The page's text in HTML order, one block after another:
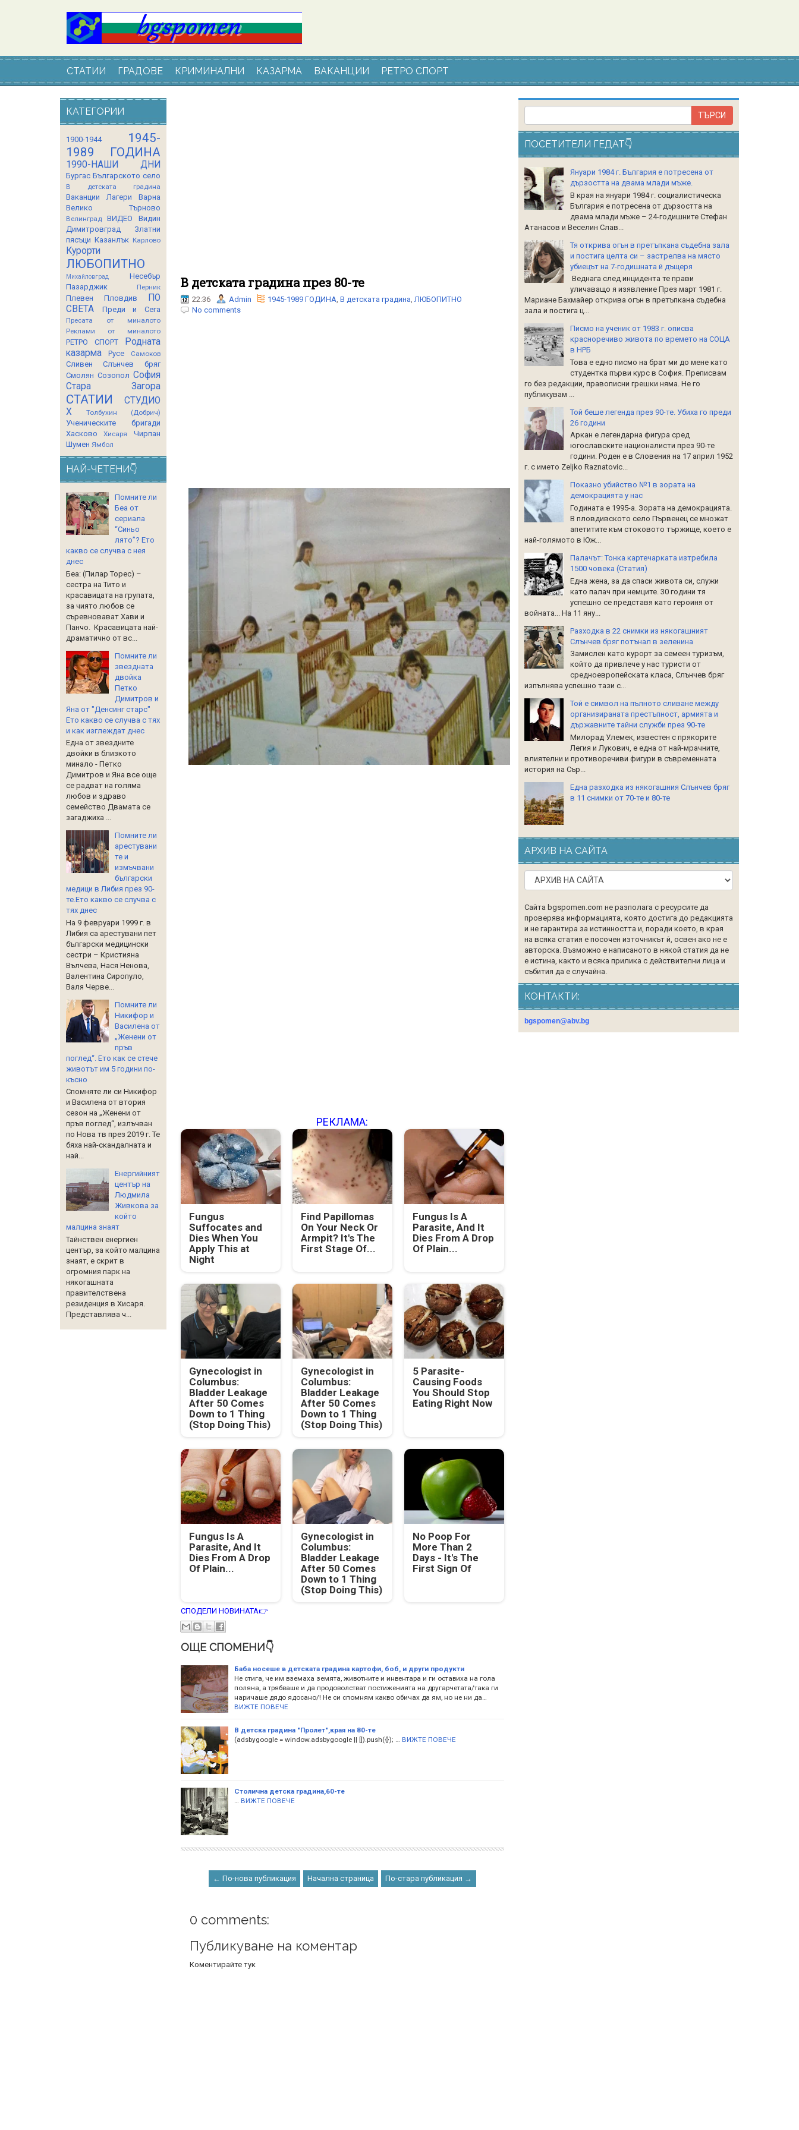
СТАТИИ ГРАДОВЕ КРИМИНАЛНИ КАЗАРМА ВАКАНЦИИ РЕТРО СПОРТ
В детската градина през 80-те
22:36 Admin 1945-1989 ГОДИНА, В детската градина,ЛЮБОПИТНО
No comments
РЕКЛАМА:
Fungus
Suffocates and
Dies When You
Apply This at
Night
Find Papillomas
On Your Neck Or
Armpit? It's The
First Stage Of...
Fungus Is A
Parasite, And It
Dies From A Drop
Of Plain...
Gynecologist in
Columbus:
Bladder Leakage
After 50 Comes
Down to 1 Thing
(Stop Doing This)
Gynecologist in
Columbus:
Bladder Leakage
After 50 Comes
Down to 1 Thing
(Stop Doing This)
5 Parasite-
Causing Foods
You Should Stop
Eating Right Now
Fungus Is A
Parasite, And It
Dies From A Drop
Of Plain...
Gynecologist in
Columbus:
Bladder Leakage
After 50 Comes
Down to 1 Thing
(Stop Doing This)
No Poop For
More Than 2
Days - It's The
First Sign Of
СПОДЕЛИ НОВИНАТА👉
ОЩЕ СПОМЕНИ👇
Баба носеше в детската градина картофи, боб, и други продукти
Не стига, че им вземаха земята, животните и инвентара и ги оставиха на гола
поляна, а трябваше и да продоволстват постиженията на другарчетата/така ги
наричаше дядо ядосано/! Не си спомням какво обичах да ям, но не ни да…
ВИЖТЕ ПОВЕЧЕ
В детска градина "Пролет",края на 80-те
(adsbygoogle = window.adsbygoogle || []).push({}); … ВИЖТЕ ПОВЕЧЕ
Столична детска градина,60-те
… ВИЖТЕ ПОВЕЧЕ
← По-нова публикация Начална страница По-стара публикация →
0 comments:
Публикуване на коментар
Коментирайте тук
КАТЕГОРИИ
1900-1944
1945-
1989 ГОДИНА
1990-НАШИ ДНИ
Бургас Българското село
В детската градина
Ваканции Лагери
Варна
Велико Търново
Велинград ВИДЕО
Видин
Димитровград
Златни
пясъци Казанлък Карлово
Курорти
ЛЮБОПИТНО
Михайловград
Несебър
Пазарджик
Перник
Плевен Пловдив
ПО
СВЕТА
Преди и Сега
Пресата от миналото
Реклами от миналото
РЕТРО СПОРТ
Родната
казарма
Русе Самоков
Сливен
Слънчев бряг
Смолян Созопол София
Стара Загора
СТАТИИ
СТУДИО
Х
Толбухин (Добрич)
Ученическите бригади
Хасково
Хисаря
Чирпан
Шумен Ямбол
НАЙ-ЧЕТЕНИ👇
Помните ли
Беа от
сериала
“Синьо
лято”? Ето
какво се случва с нея
днес
Беа: (Пилар Торес) –
сестра на Тито и
красавицата на групата,
за чиято любов се
съревновават Хави и
Панчо. Красавицата най-
драматично от вс...
Помните ли
звездната
двойка
Петко
Димитров и
Яна от "Денсинг старс"
Ето какво се случва с тях
и как изглеждат днес
Една от звездните
двойки в близкото
минало - Петко
Димитров и Яна все още
се радват на голяма
любов и здраво
семейство Двамата се
загаджиха ...
Помните ли
арестувани
те и
измъчвани
български
медици в Либия през 90-
те.Ето какво се случва с
тях днес
На 9 февруари 1999 г. в
Либия са арестувани пет
български медицински
сестри – Кристияна
Вълчева, Нася Ненова,
Валентина Сиропуло,
Валя Черве...
Помните ли
Никифор и
Василена от
„Женени от
пръв
поглед“. Ето как се стече
животът им 5 години по-
късно
Спомняте ли си Никифор
и Василена от втория
сезон на „Женени от
пръв поглед“, излъчван
по Нова тв през 2019 г. Те
бяха най-скандалната и
най...
Енергийният
център на
Людмила
Живкова за
който
малцина знаят
Тайнствен енергиен
център, за който малцина
знаят, е скрит в
огромния парк на
някогашната
правителствена
резиденция в Хисаря.
Представлява ч...
ПОСЕТИТЕЛИ ГЕДАТ👇
Януари 1984 г. България е потресена от
дързостта на двама млади мъже.
В края на януари 1984 г. социалистическа
България е потресена от дързостта на
двама млади мъже – 24-годишните Стефан
Атанасов и Веселин Слав...
Тя открива огън в претъпкана съдебна зала
и постига целта си – застрелва на място
убиецът на 7-годишната й дъщеря
Веднага след инцидента те прави
уличаващо я изявление През март 1981 г.
Мариане Бахмайер открива огън в претъпкана съдебна
зала и постига ц...
Писмо на ученик от 1983 г. описва
красноречиво живота по времето на СОЦА
в НРБ
Това е едно писмо на брат ми до мене като
студентка първи курс в София. Преписвам
го без редакции, правописни грешки няма. Не го
публикувам ...
Той беше легенда през 90-те. Убиха го преди
26 години
Аркан е легендарна фигура сред
югославските националисти през 90-те
години. Роден е в Словения на 17 април 1952
г. с името Zeljko Raznatoviс...
Показно убийство №1 в зората на
демокрацията у нас
Годината е 1995-а. Зората на демокрацията.
В пловдивското село Първенец се множат
апетитите към стоковото тържище, което е
най-голямото в Юж...
Палачът: Тонка картечарката изтребила
1500 човека (Статия)
Една жена, за да спаси живота си, служи
като палач при немците. 30 години тя
успешно се представя като героиня от
войната... На 11 яну...
Разходка в 22 снимки из някогашният
Слънчев бряг потънал в зеленина
Замислен като курорт за семеен туризъм,
който да привлече у нас туристи от
средноевропейската класа, Слънчев бряг
изпълнява успешно тази с...
Той е символ на пълното сливане между
организираната престъпност, армията и
държавните тайни служби през 90-те
Милорад Улемек, известен с прякорите
Легия и Лукович, е една от най-мрачните,
влиятелни и противоречиви фигури в съвременната
история на Сър...
Една разходка из някогашния Слънчев бряг
в 11 снимки от 70-те и 80-те
АРХИВ НА САЙТА
Сайта bgspomen.com не разполага с ресурсите да
проверява информацията, която достига до редакцията
и не гарантира за истинността и, поради което, в края
на всяка статия е посочен източникът й, освен ако не е
авторска. Възможно е написаното в някой статия да не
е истина, както и всяка прилика с действителни лица и
събития да е случайна.
КОНТАКТИ:
bgspomen@abv.bg